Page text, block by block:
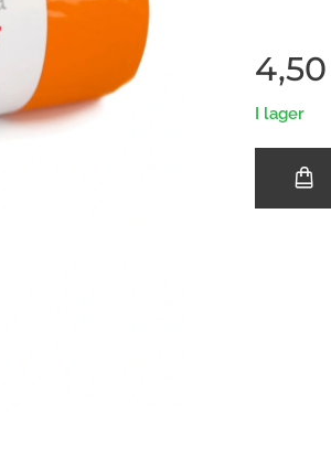
4,50
I lager